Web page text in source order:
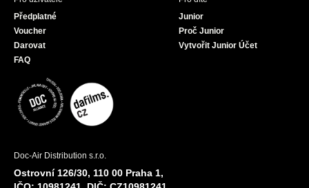
Předplatné
Voucher
Darovat
FAQ
Junior
Proč Junior
Vytvořit Junior Účet
Doc-Air Distribution s.r.o.
Ostrovní 126/30, 110 00 Praha 1,